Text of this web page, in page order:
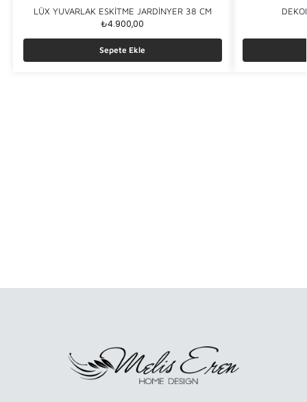
LÜX YUVARLAK ESKİTME JARDİNYER 38 CM
₺4.900,00
Sepete Ekle